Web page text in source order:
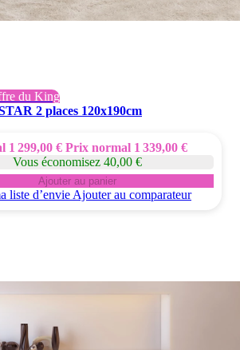
du King
2 places 120x190cm
1 299,00 € Prix normal 1 339,00 €
Vous économisez 40,00 €
Ajouter au panier
liste d’envie Ajouter au comparateur